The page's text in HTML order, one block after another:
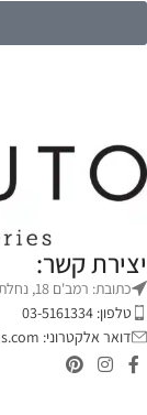
יצירת קשר:
כתובת: רמב'ם 18, נחלת בנימין, תל אביב
טלפון: 03-5161334
דואר אלקטרוני: